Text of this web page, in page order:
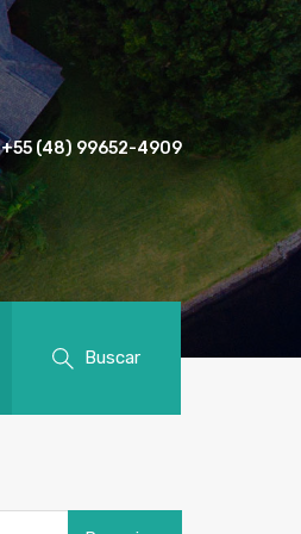
+55 (48) 99652-4909
Buscar